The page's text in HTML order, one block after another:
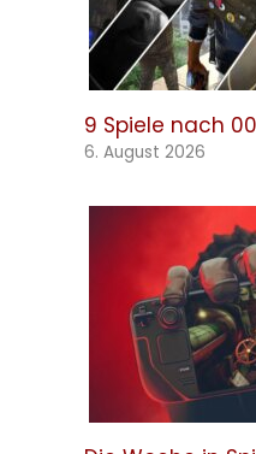
9 Spiele nach
6. August 2026